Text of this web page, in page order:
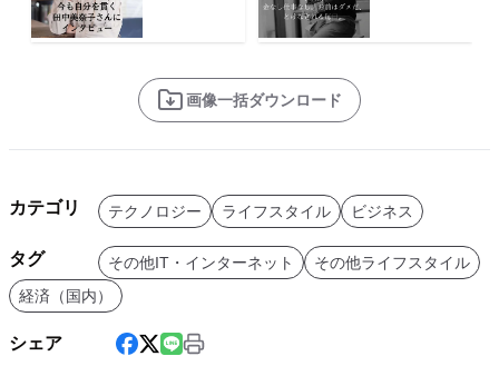
画像一括ダウンロード
カテゴリ テクノロジー ライフスタイル ビジネス
タグ その他IT・インターネット
その他ライフスタイル
経済（国内）
シェア